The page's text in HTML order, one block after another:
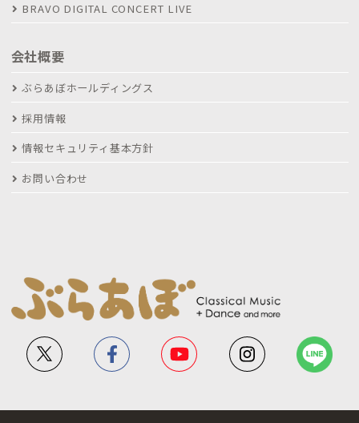
BRAVO DIGITAL CONCERT LIVE
会社概要
ぶらあぼホールディングス
採用情報
情報セキュリティ基本方針
お問い合わせ